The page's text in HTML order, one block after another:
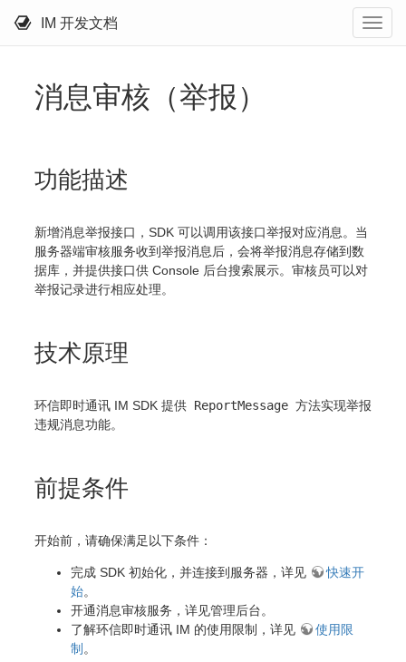
IM 开发文档
消息审核（举报）
功能描述
新增消息举报接口，SDK 可以调用该接口举报对应消息。当
服务器端审核服务收到举报消息后，会将举报消息存储到数
据库，并提供接口供 Console 后台搜索展示。审核员可以对
举报记录进行相应处理。
技术原理
环信即时通讯 IM SDK 提供 ReportMessage 方法实现举报
违规消息功能。
前提条件
开始前，请确保满足以下条件：
完成 SDK 初始化，并连接到服务器，详见
快速开
始。
开通消息审核服务，详见管理后台。
了解环信即时通讯 IM 的使用限制，详见
使用限
制 。